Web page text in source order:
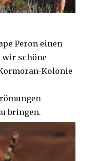
Peron einen
wir schöne
Kolonie
bringen.